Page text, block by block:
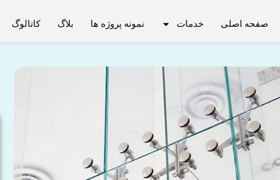
صفحه اصلی خدمات نمونه پروژه ها بلاگ کاتالوگ